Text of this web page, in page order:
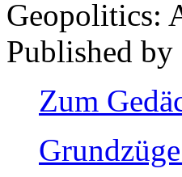
Geopolitics:
Published
Zum